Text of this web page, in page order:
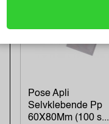
Pose Apli
Selvklebende Pp
60X80Mm (100 s...